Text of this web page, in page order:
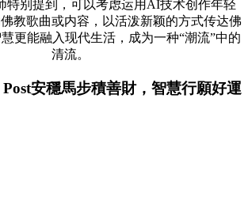
特别提到，可以考虑运用AI技术创作年轻
教歌曲或内容，以活泼新颖的方式传达佛
更能融入现代生活，成为一种“潮流”中的
清流。
安穩馬步積善財，智慧行願好運